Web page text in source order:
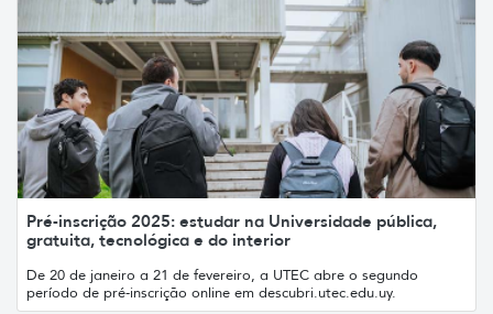
Pré-inscrição 2025: estudar na Universidade pública,
gratuita, tecnológica e do interior
De 20 de janeiro a 21 de fevereiro, a UTEC abre o segundo
período de pré-inscrição online em descubri.utec.edu.uy.